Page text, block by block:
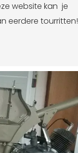
website kan je
eerdere tourritten!